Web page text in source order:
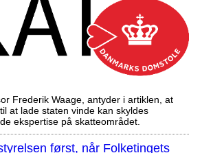
Frederik Waage, antyder i artiklen, at
at lade staten vinde kan skyldes
ekspertise på skatteområdet.
først, når Folketingets